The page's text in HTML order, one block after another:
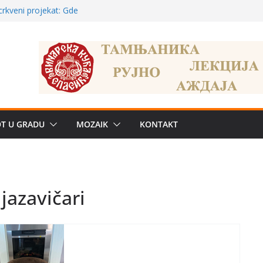
projekat: Gde
i sekularne
traženije Španija,
mira dočekao
U GRADU MOZAIK KONTAKT